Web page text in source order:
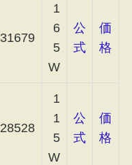
31679
1
6
5
W
公
式
価
格
28528
1
1
5
W
公
式
価
格